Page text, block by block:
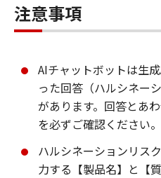
注意事項
AIチャットボットは生
った回答（ハルシネー
があります。回答とあ
を必ずご確認ください。
ハルシネーションリス
力する【製品名】と【